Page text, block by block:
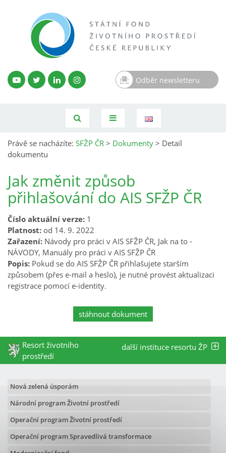
Odběr newsletteru
Právě se nacházíte: SFŽP ČR > Dokumenty > Detail
dokumentu
Jak změnit způsob
přihlašování do AIS SFŽP ČR
Číslo aktuální verze: 1
Platnost: od 14. 9. 2022
Zařazení: Návody pro práci v AIS SFŽP ČR, Jak na to -
NÁVODY, Manuály pro práci v AIS SFŽP ČR
Popis: Pokud se do AIS SFŽP ČR přihlašujete starším
způsobem (přes e-mail a heslo), je nutné provést aktualizaci
registrace pomocí e-identity.
stáhnout dokument
Resort životního
prostředí
další instituce resortu ŽP
Nová zelená úsporám
Národní program Životní prostředí
Operační program Životní prostředí
Operační program Spravedlivá transformace